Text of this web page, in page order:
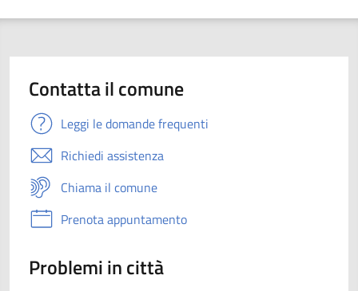
Contatta il comune
Leggi le domande frequenti
Richiedi assistenza
Chiama il comune
Prenota appuntamento
Problemi in città